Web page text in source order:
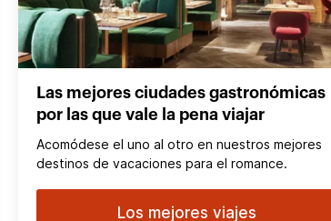
Las mejores ciudades gastronómicas
por las que vale la pena viajar
Acomódese el uno al otro en nuestros mejores
destinos de vacaciones para el romance.
Los mejores viajes